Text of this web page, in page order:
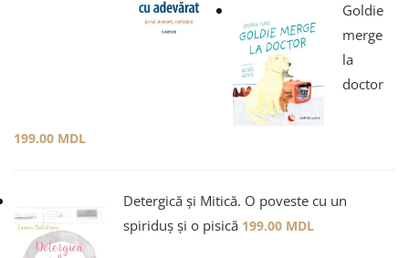
Goldie
merge
la
doctor
199.00 MDL
Detergică și Mitică. O poveste cu un
spiriduș și o pisică 199.00 MDL